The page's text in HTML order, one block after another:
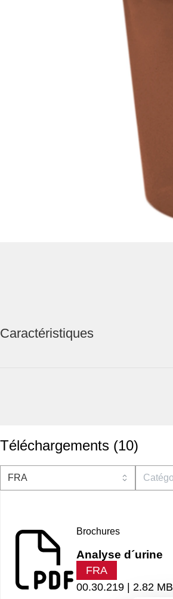
Caractéristiques
Téléchargements (10)
Brochures
Analyse d´urine
FRA
00.30.219 | 2.82 MB